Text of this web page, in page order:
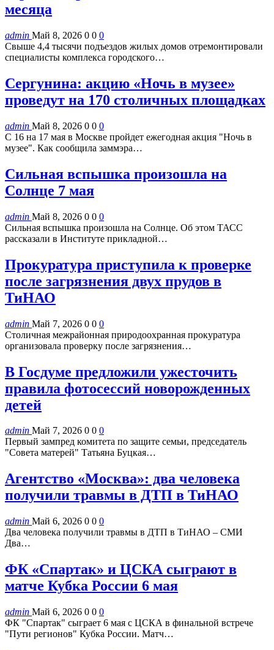
месяца
admin Май 8, 2026 0 0 0
Свыше 4,4 тысячи подъездов жилых домов отремонтировали
специалисты комплекса городского…
Сергунина: акцию «Ночь в музее»
проведут на 170 столичных площадках
admin Май 8, 2026 0 0 0
С 16 на 17 мая в Москве пройдет ежегодная акция "Ночь в
музее". Как сообщила заммэра…
Сильная вспышка произошла на
Солнце 7 мая
admin Май 8, 2026 0 0 0
Сильная вспышка произошла на Солнце. Об этом ТАСС
рассказали в Институте прикладной…
Прокуратура приступила к проверке
после загрязнения двух прудов в
ТиНАО
admin Май 7, 2026 0 0 0
Столичная межрайонная природоохранная прокуратура
организовала проверку после загрязнения…
В Госдуме предложили ужесточить
правила фотосессий новорожденных
детей
admin Май 7, 2026 0 0 0
Первый зампред комитета по защите семьи, председатель
"Совета матерей" Татьяна Буцкая…
Агентство «Москва»: два человека
получили травмы в ДТП в ТиНАО
admin Май 6, 2026 0 0 0
Два человека получили травмы в ДТП в ТиНАО – СМИ
Два…
ФК «Спартак» и ЦСКА сыграют в
матче Кубка России 6 мая
admin Май 6, 2026 0 0 0
ФК "Спартак" сыграет 6 мая с ЦСКА в финальной встрече
"Пути регионов" Кубка России. Матч…